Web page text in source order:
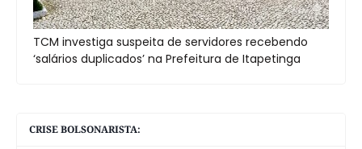
TCM investiga suspeita de servidores recebendo
‘salários duplicados’ na Prefeitura de Itapetinga
CRISE BOLSONARISTA: